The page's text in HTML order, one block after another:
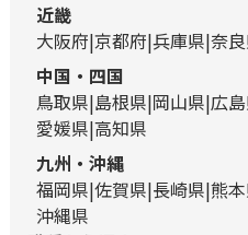
近畿
大阪府 京都府 兵庫県 奈
中国・四国
鳥取県 島根県 岡山県 広
愛媛県 高知県
九州・沖縄
福岡県 佐賀県 長崎県 熊
沖縄県